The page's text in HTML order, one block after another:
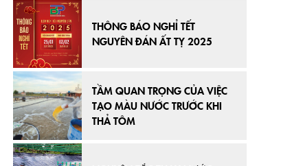
THÔNG BÁO NGHỈ TẾT
NGUYÊN ĐÁN ẤT TỴ 2025
TẦM QUAN TRỌNG CỦA VIỆC
TẠO MÀU NƯỚC TRƯỚC KHI
THẢ TÔM